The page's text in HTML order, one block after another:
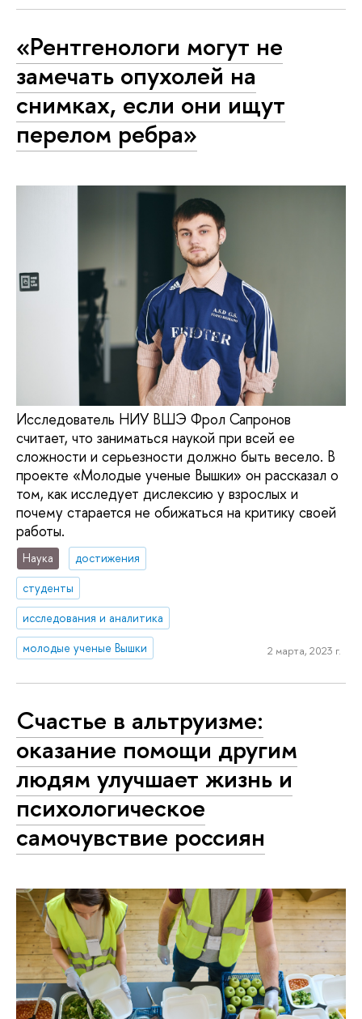
«Рентгенологи могут не
замечать опухолей на
снимках, если они ищут
перелом ребра»
Исследователь НИУ ВШЭ Фрол Сапронов
считает, что заниматься наукой при всей ее
сложности и серьезности должно быть весело. В
проекте «Молодые ученые Вышки» он рассказал о
том, как исследует дислексию у взрослых и
почему старается не обижаться на критику своей
работы.
Наука
достижения
студенты
исследования и аналитика
молодые ученые Вышки
2 марта, 2023 г.
Счастье в альтруизме:
оказание помощи другим
людям улучшает жизнь и
психологическое
самочувствие россиян